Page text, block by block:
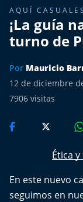
Entrevistas
Comentarios de
Más de Ti
Realizadores
Retropop
De Plato en Plato
Los Inestables
AQUÍ
¡La guía
turno de
Por Mauricio
12 de diciembre
7906 visitas
Ética
En este nuevo
seguimos en